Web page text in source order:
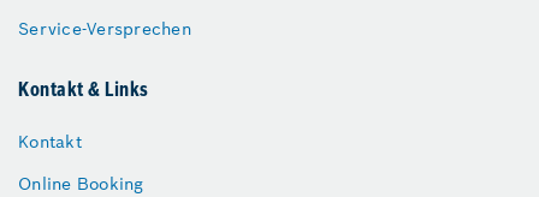
Service-Versprechen
Kontakt & Links
Kontakt
Online Booking